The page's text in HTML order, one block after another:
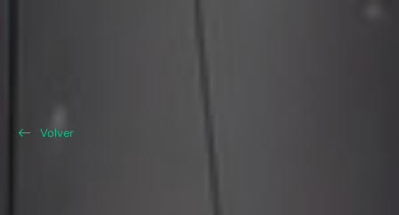
Volver